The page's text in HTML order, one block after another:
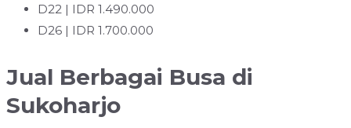
D22 | IDR 1.490.000
D26 | IDR 1.700.000
Jual Berbagai Busa di
Sukoharjo